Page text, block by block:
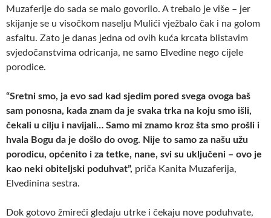
Muzaferije do sada se malo govorilo. A trebalo je više – jer
skijanje se u visočkom naselju Mulići vježbalo čak i na golom
asfaltu. Zato je danas jedna od ovih kuća krcata blistavim
svjedočanstvima odricanja, ne samo Elvedine nego cijele
porodice.
“Sretni smo, ja evo sad kad sjedim pored svega ovoga baš
sam ponosna, kada znam da je svaka trka na koju smo išli,
čekali u cilju i navijali… Samo mi znamo kroz šta smo prošli i
hvala Bogu da je došlo do ovog. Nije to samo za našu užu
porodicu, općenito i za tetke, nane, svi su uključeni – ovo je
kao neki obiteljski poduhvat”, priča Kanita Muzaferija,
Elvedinina sestra.
Dok gotovo žmireći gledaju utrke i čekaju nove poduhvate,